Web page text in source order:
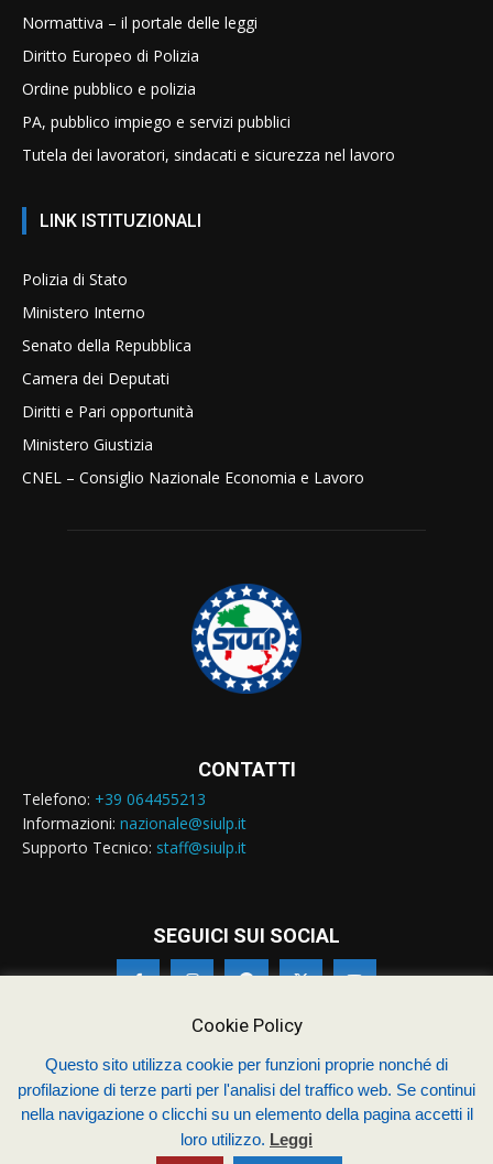
Normattiva – il portale delle leggi
Diritto Europeo di Polizia
Ordine pubblico e polizia
PA, pubblico impiego e servizi pubblici
Tutela dei lavoratori, sindacati e sicurezza nel lavoro
LINK ISTITUZIONALI
Polizia di Stato
Ministero Interno
Senato della Repubblica
Camera dei Deputati
Diritti e Pari opportunità
Ministero Giustizia
CNEL – Consiglio Nazionale Economia e Lavoro
CONTATTI
Telefono: +39 064455213
Informazioni: nazionale@siulp.it
Supporto Tecnico: staff@siulp.it
SEGUICI SUI SOCIAL
© Siulp 2026 - C.F.97014000588 - Realizzato dastudio4s.com
Sindacato Italiano Unitario dei Lavoratori della Polizia
Chi siamo – Statuto
Termini & Condizioni Contatti
Cookie Policy
Questo sito utilizza cookie per funzioni proprie nonché di
profilazione di terze parti per l'analisi del traffico web. Se continui
nella navigazione o clicchi su un elemento della pagina accetti il
loro utilizzo. Leggi